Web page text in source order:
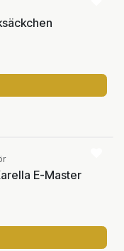
E-Master